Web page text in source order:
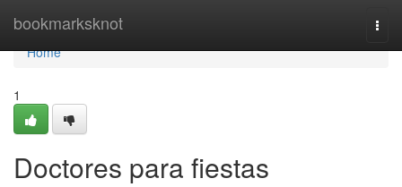
bookmarksknot
Home
Home
1
Doctores para fiestas